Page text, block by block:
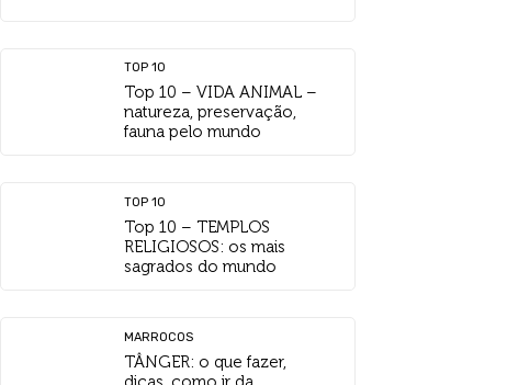
TOP 10
Top 10 – VIDA ANIMAL –
natureza, preservação,
fauna pelo mundo
TOP 10
Top 10 – TEMPLOS
RELIGIOSOS: os mais
sagrados do mundo
MARROCOS
TÂNGER: o que fazer,